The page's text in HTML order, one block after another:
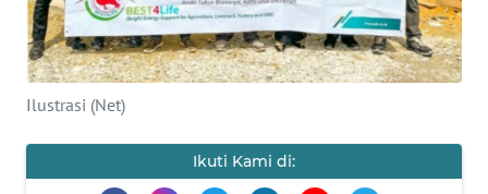
Ilustrasi (Net)
Ikuti Kami di:
BERITA
KONTAK
KAMI
IKLAN